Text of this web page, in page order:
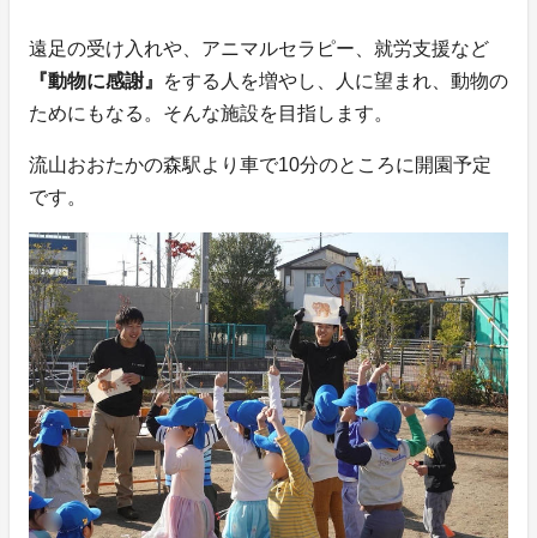
遠足の受け入れや、アニマルセラピー、就労支援など
『動物に感謝』
をする人を増やし、人に望まれ、動物の
ためにもなる。そんな施設を目指します。
流山おおたかの森駅より車で10分のところに開園予定
です。